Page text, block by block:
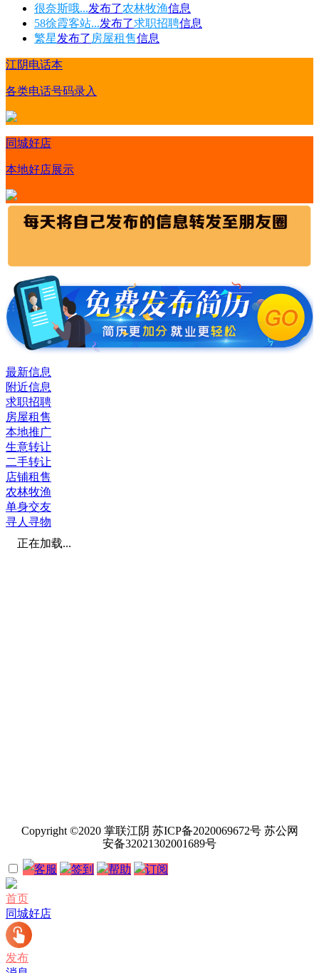
很奈斯哦...发布了农林牧渔信息
58徐霞客站...发布了求职招聘信息
繁星发布了 房屋租售信息
江阴电话本
各类电话号码录入
同城好店
本地好店展示
最新信息
附近信息
求职招聘
房屋租售
本地推广
生意转让
二手转让
店铺租售
农林牧渔
单身交友
寻人寻物
正在加载...
Copyright ©2020 掌联江阴 苏ICP备2020069672号 苏公网
安备32021302001689号
客服 签到 帮助 订阅
首页
同城好店
发布